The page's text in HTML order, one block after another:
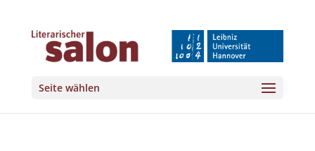
Seite wählen